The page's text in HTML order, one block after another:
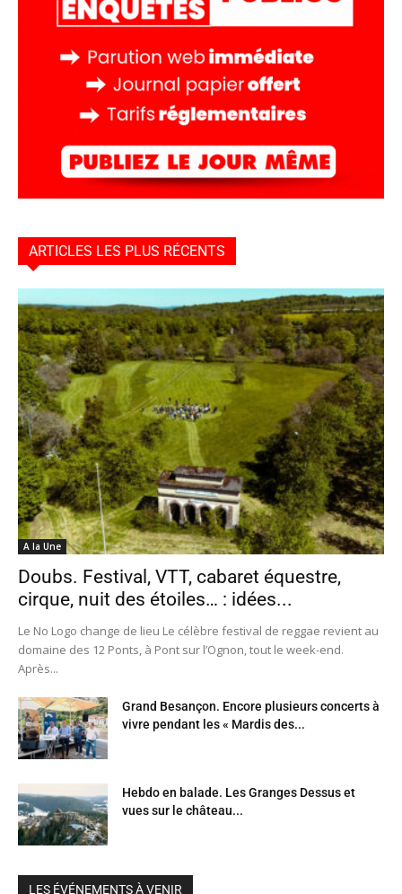
ARTICLES LES PLUS RÉCENTS
A la Une
Doubs. Festival, VTT, cabaret équestre,
cirque, nuit des étoiles… : idées...
Le No Logo change de lieu Le célèbre festival de reggae revient au
domaine des 12 Ponts, à Pont sur l’Ognon, tout le week-end.
Après...
Grand Besançon. Encore plusieurs concerts à
vivre pendant les « Mardis des...
Hebdo en balade. Les Granges Dessus et
vues sur le château...
LES ÉVÉNEMENTS À VENIR